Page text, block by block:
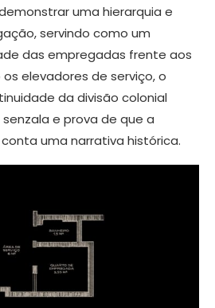
uma hierarquia e
servindo como um
das empregadas frente aos
elevadores de serviço, o
da divisão colonial
e prova de que a
uma narrativa histórica.